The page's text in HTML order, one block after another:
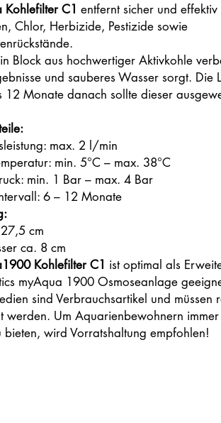
Kohlefilter C1 entfernt sicher und
Chlor, Herbizide, Pestizide sowie
Block aus hochwertiger Aktivkohle
und sauberes Wasser sorgt. Die
12 Monate danach sollte dieser
max. 2 l/min
min. 5°C – max. 38°C
min. 1 Bar – max. 4 Bar
6 – 12 Monate
cm
ca. 8 cm
Kohlefilter C1 ist optimal als
myAqua 1900 Osmoseanlage
sind Verbrauchsartikel und müssen
werden. Um Aquarienbewohnern
bieten, wird Vorratshaltung empfohlen!